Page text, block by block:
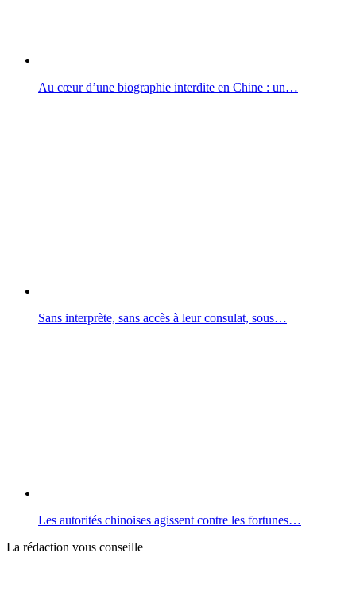
Au cœur d’une biographie interdite en Chine : un…
Sans interprète, sans accès à leur consulat, sous…
Les autorités chinoises agissent contre les fortunes…
La rédaction vous conseille